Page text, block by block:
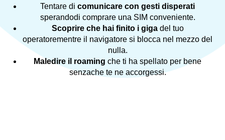
Tentare dicomunicare con gesti disperati
sperandodi comprare una SIM conveniente.
Scoprire che hai finito i gigadel tuo
operatorementre il navigatore si blocca nel mezzo del
nulla.
Maledire il roaming che ti ha spellato per bene
senzache te ne accorgessi.